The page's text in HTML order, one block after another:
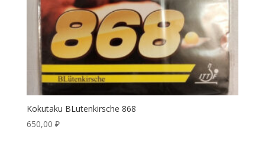
Kokutaku BLutenkirsche 868
650,00 ₽